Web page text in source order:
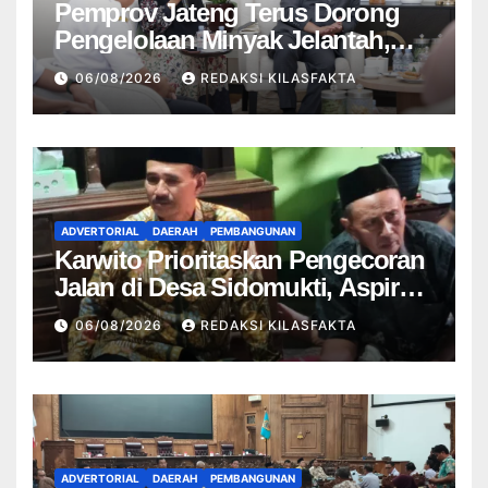
Pemprov Jateng Terus Dorong
Pengelolaan Minyak Jelantah,
Perkuat Ekonomi Keluarga dan
Jaga Lingkungan
06/08/2026 REDAKSI KILASFAKTA
ADVERTORIAL DAERAH PEMBANGUNAN
Karwito Prioritaskan Pengecoran
Jalan di Desa Sidomukti, Aspirasi
Warga Jadi Fokus Reses
06/08/2026 REDAKSI KILASFAKTA
ADVERTORIAL DAERAH PEMBANGUNAN